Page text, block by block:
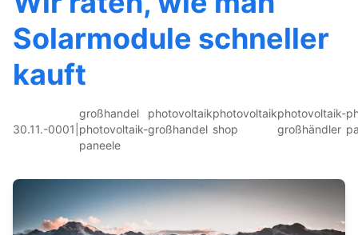
Solarmodule schneller
kauft
30.11.-0001
großhandel
photovoltaik-
paneele
photovoltaik
großhandel
photovoltaik
shop
photovoltaik-
großhändler